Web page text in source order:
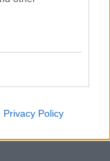
Privacy Policy
από